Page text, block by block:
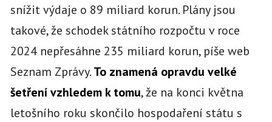
snížit výdaje o 89 miliard korun. Plány jsou
takové, že schodek státního rozpočtu v roce
2024 nepřesáhne 235 miliard korun, píše web
Seznam Zprávy.To znamená opravdu velké
šetření vzhledem k tomu, že na konci května
letošního roku skončilo hospodaření státu s